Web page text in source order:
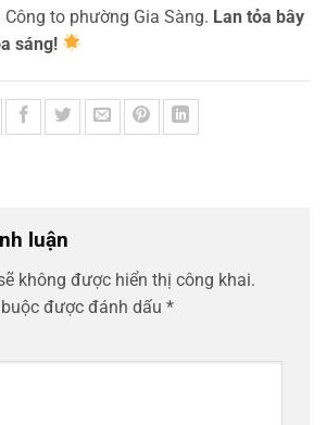
to phường Gia Sàng. Lan tỏa bây
sáng!
luận
không được hiển thị công khai.
được đánh dấu *